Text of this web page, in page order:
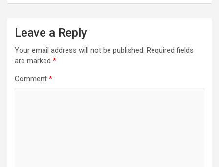
Leave a Reply
Your email address will not be published. Required fields
are marked *
Comment *